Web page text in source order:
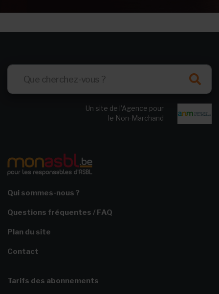
Un site de l’Agence pour
le Non-Marchand
Qui sommes-nous ?
Questions fréquentes / FAQ
Plan du site
Contact
Tarifs des abonnements